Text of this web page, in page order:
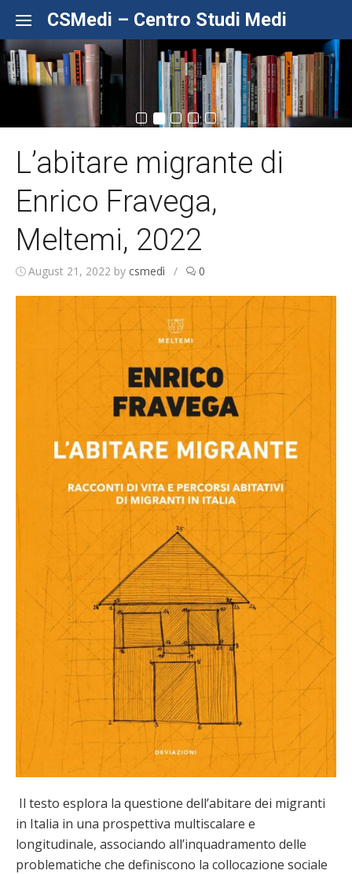
CSMedi – Centro Studi Medi
L’abitare migrante di
Enrico Fravega,
Meltemi, 2022
August 21, 2022 by csmedì / 0
Il testo esplora la questione dell’abitare dei migranti
in Italia in una prospettiva multiscalare e
longitudinale, associando all’inquadramento delle
problematiche che definiscono la collocazione sociale